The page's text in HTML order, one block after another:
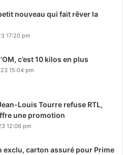
nouveau qui fait rêver la
17:20 pm
c’est 10 kilos en plus
15:04 pm
Louis Tourre refuse RTL,
une promotion
12:06 pm
exclu, carton assuré pour Prime